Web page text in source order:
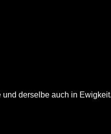
derselbe auch in Ewigkeit.